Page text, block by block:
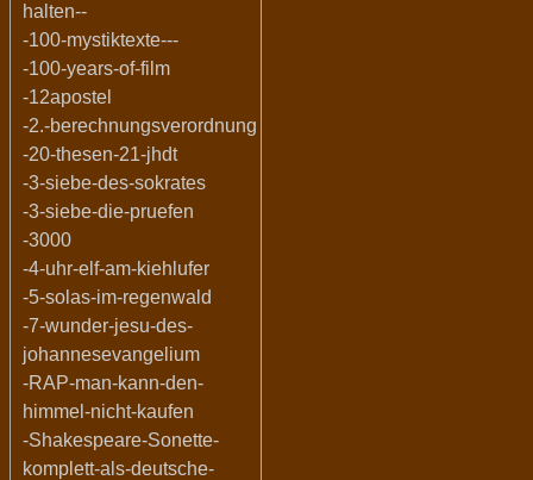
halten--
-100-mystiktexte---
-100-years-of-film
-12apostel
-2.-berechnungsverordnung
-20-thesen-21-jhdt
-3-siebe-des-sokrates
-3-siebe-die-pruefen
-3000
-4-uhr-elf-am-kiehlufer
-5-solas-im-regenwald
-7-wunder-jesu-des-
johannesevangelium
-RAP-man-kann-den-
himmel-nicht-kaufen
-Shakespeare-Sonette-
komplett-als-deutsche-